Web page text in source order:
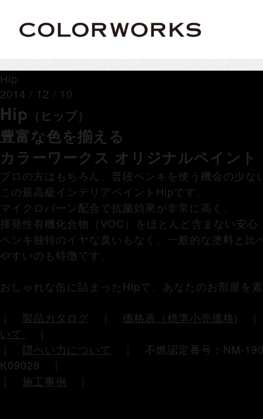
Hip
2014 / 12 / 10
Hip （ヒップ）
豊富な色を揃える
カラーワークス オリジナルペイント
プロの方はもちろん、普段ペンキを使う機会の少
この最高級インテリアペイントHipです。
マイクロバーン配合で抗菌効果が非常に高く、
揮発性有機化合物（VOC）をほとんど含まない安心
ペンキ独特のイヤな臭いもなく、一般的な塗料と
やすいのも特徴です。
おしゃれな缶に詰まったHipで、あなたのお部屋を
製品カタログ 価格表（標準小売価格)
いて
隠ぺい力について
｜ 不燃認定番号：NM-
K09028 ｜
施工事例